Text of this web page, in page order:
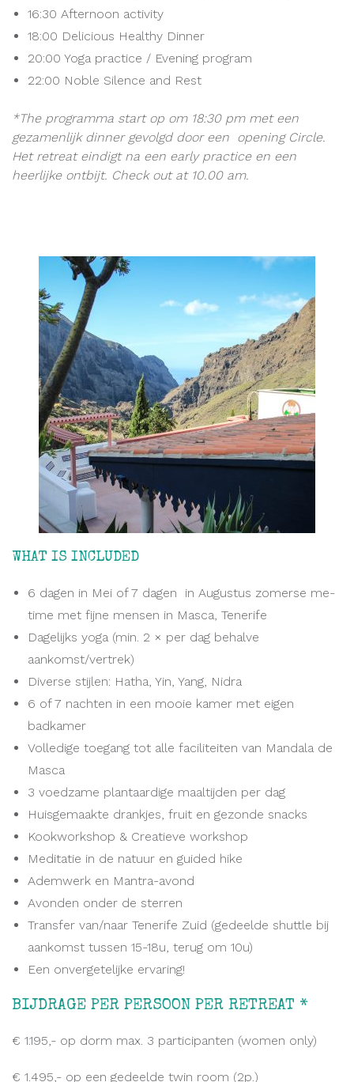
16:30 Afternoon activity
18:00 Delicious Healthy Dinner
20:00 Yoga practice / Evening program
22:00 Noble Silence and Rest
*The programma start op om 18:30 pm met een
gezamenlijk dinner gevolgd door een opening Circle.
Het retreat eindigt na een early practice en een
heerlijke ontbijt. Check out at 10.00 am.
WHAT IS INCLUDED
6 dagen in Mei of 7 dagen in Augustus zomerse me-
time met fijne mensen in Masca, Tenerife
Dagelijks yoga (min. 2 × per dag behalve
aankomst/vertrek)
Diverse stijlen: Hatha, Yin, Yang, Nidra
6 of 7 nachten in een mooie kamer met eigen
badkamer
Volledige toegang tot alle faciliteiten van Mandala de
Masca
3 voedzame plantaardige maaltijden per dag
Huisgemaakte drankjes, fruit en gezonde snacks
Kookworkshop & Creatieve workshop
Meditatie in de natuur en guided hike
Ademwerk en Mantra-avond
Avonden onder de sterren
Transfer van/naar Tenerife Zuid (gedeelde shuttle bij
aankomst tussen 15-18u, terug om 10u)
Een onvergetelijke ervaring!
BIJDRAGE PER PERSOON PER RETREAT *
€ 1.195,- op dorm max. 3 participanten (women only)
€ 1.495,- op een gedeelde twin room (2p.)